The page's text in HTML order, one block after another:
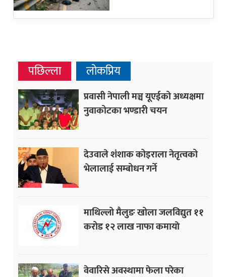
पछिल्ला लोकप्रिय
प्रवासी नेपाली मञ्च यूएईको अध्यक्षमा
नुवाकोटका भण्डारी चयन
देउवाले शंशाक कोइराला नेतृत्वको
भेलालाई सम्बोधन गर्ने
माथिल्लो मैलुङ खोला जलविद्युत ११
करोड १२ लाख नाफा कमायाे
वेवारिसे अवस्थामा फेला परेका